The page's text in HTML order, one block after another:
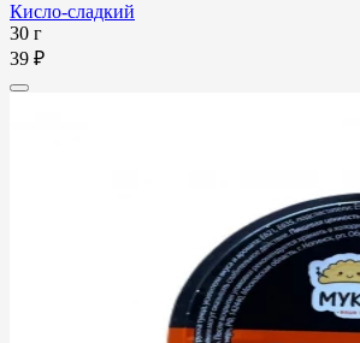
Кисло-сладкий
30 г
39 ₽